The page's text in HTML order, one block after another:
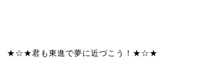
★☆★君も東進で夢に近づこう！★☆★